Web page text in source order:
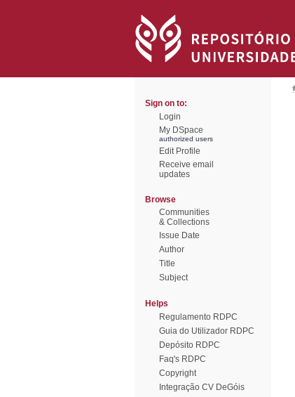
Sign on to:
Login
My DSpace
authorized users
Edit Profile
Receive email
updates
Browse
Communities
& Collections
Issue Date
Author
Title
Subject
Helps
Regulamento RDPC
Guia do Utilizador RDPC
Depósito RDPC
Faq's RDPC
Copyright
Integração CV DeGóis